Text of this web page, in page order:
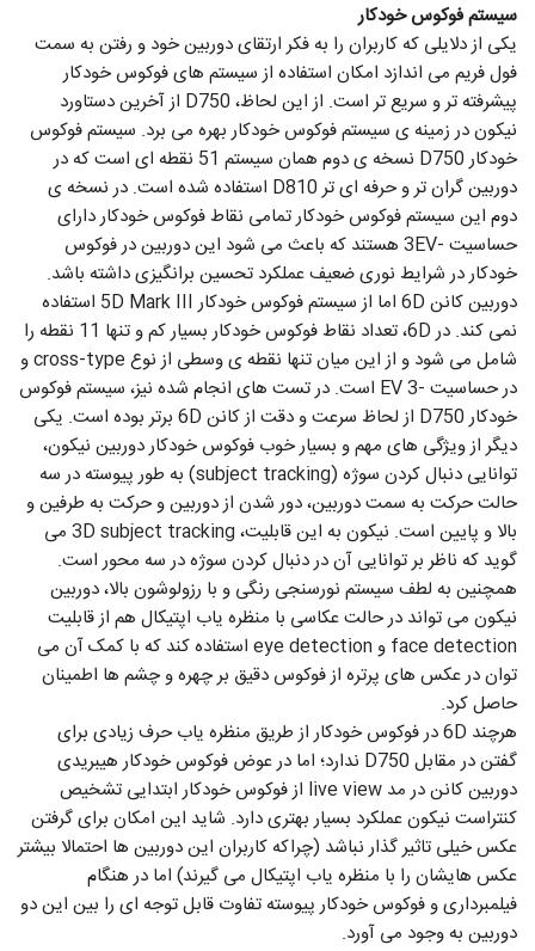
سیستم فوکوس خودکار
یکی از دلایلی که کاربران را به فکر ارتقای دوربین خود و رفتن به سمت
فول فریم می اندازد امکان استفاده از سیستم های فوکوس خودکار
پیشرفته تر و سریع تر است. از این لحاظ، D750 از آخرین دستاورد
نیکون در زمینه ی سیستم فوکوس خودکار بهره می برد. سیستم فوکوس
خودکار D750 نسخه ی دوم همان سیستم 51 نقطه ای است که در
دوربین گران تر و حرفه ای تر D810 استفاده شده است. در نسخه ی
دوم این سیستم فوکوس خودکار تمامی نقاط فوکوس خودکار دارای
حساسیت -3EV هستند که باعث می شود این دوربین در فوکوس
خودکار در شرایط نوری ضعیف عملکرد تحسین برانگیزی داشته باشد.
دوربین کانن 6D اما از سیستم فوکوس خودکار 5D Mark III استفاده
نمی کند. در 6D، تعداد نقاط فوکوس خودکار بسیار کم و تنها 11 نقطه را
شامل می شود و از این میان تنها نقطه ی وسطی از نوع cross-type و
در حساسیت -3 EV است. در تست های انجام شده نیز، سیستم فوکوس
خودکار D750 از لحاظ سرعت و دقت از کانن 6D برتر بوده است. یکی
دیگر از ویژگی های مهم و بسیار خوب فوکوس خودکار دوربین نیکون،
توانایی دنبال کردن سوژه (subject tracking) به طور پیوسته در سه
حالت حرکت به سمت دوربین، دور شدن از دوربین و حرکت به طرفین و
بالا و پایین است. نیکون به این قابلیت، 3D subject tracking می
گوید که ناظر بر توانایی آن در دنبال کردن سوژه در سه محور است.
همچنین به لطف سیستم نورسنجی رنگی و با رزولوشون بالا، دوربین
نیکون می تواند در حالت عکاسی با منظره یاب اپتیکال هم از قابلیت
face detection و eye detection استفاده کند که با کمک آن می
توان در عکس های پرتره از فوکوس دقیق بر چهره و چشم ها اطمینان
حاصل کرد.
هرچند 6D در فوکوس خودکار از طریق منظره یاب حرف زیادی برای
گفتن در مقابل D750 ندارد؛ اما در عوض فوکوس خودکار هیبریدی
دوربین کانن در مد live view از فوکوس خودکار ابتدایی تشخیص
کنتراست نیکون عملکرد بسیار بهتری دارد. شاید این امکان برای گرفتن
عکس خیلی تاثیر گذار نباشد (چراکه کاربران این دوربین ها احتمالا بیشتر
عکس هایشان را با منظره یاب اپتیکال می گیرند) اما در هنگام
فیلمبرداری و فوکوس خودکار پیوسته تفاوت قابل توجه ای را بین این دو
دوربین به وجود می آورد.